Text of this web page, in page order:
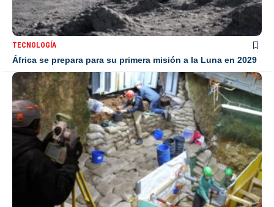
TECNOLOGÍA
África se prepara para su primera misión a la Luna en 2029